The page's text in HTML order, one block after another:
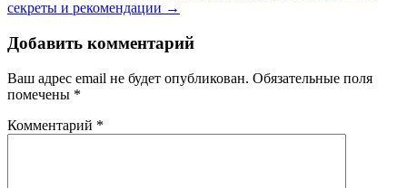
секреты и рекомендации →
Добавить комментарий
Ваш адрес email не будет опубликован. Обязательные поля
помечены *
Комментарий *